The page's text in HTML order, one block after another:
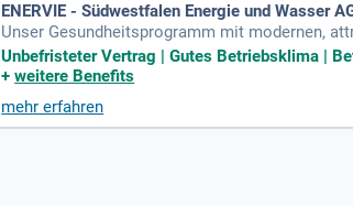
ENERVIE - Südwestfalen Energie und Wasser
Unser Gesundheitsprogramm mit modernen,
ch einen Gruppenversicherungsvertrag. Sie
Unbefristeter Vertrag | Gutes Betriebsklima |
+weitere Benefits
mehr erfahren